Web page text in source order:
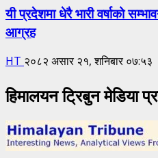
यी प्रदेशमा धेरै भारी वर्षाको
आग्रह
HT २०८२ असार २१, शनिबार ०७:५३
हिमालयन ट्रिबुन मेडिया